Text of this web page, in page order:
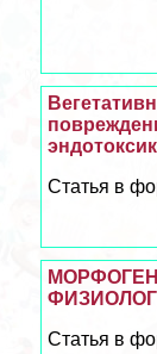
Статья в
Статья в